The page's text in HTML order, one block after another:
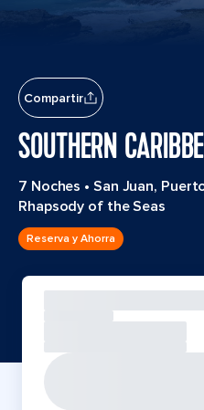
Compartir
SOUTHERN
7 Noches • San Juan,
Rhapsody of the Seas
Reserva y Ahorra